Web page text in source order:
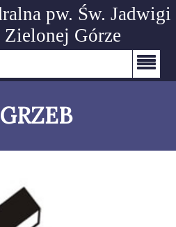
pw. Św. Jadwigi
Zielonej Górze